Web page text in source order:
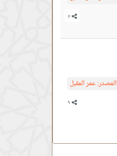
المصدر:عمر المقبل